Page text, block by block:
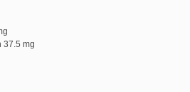
37.5 mg